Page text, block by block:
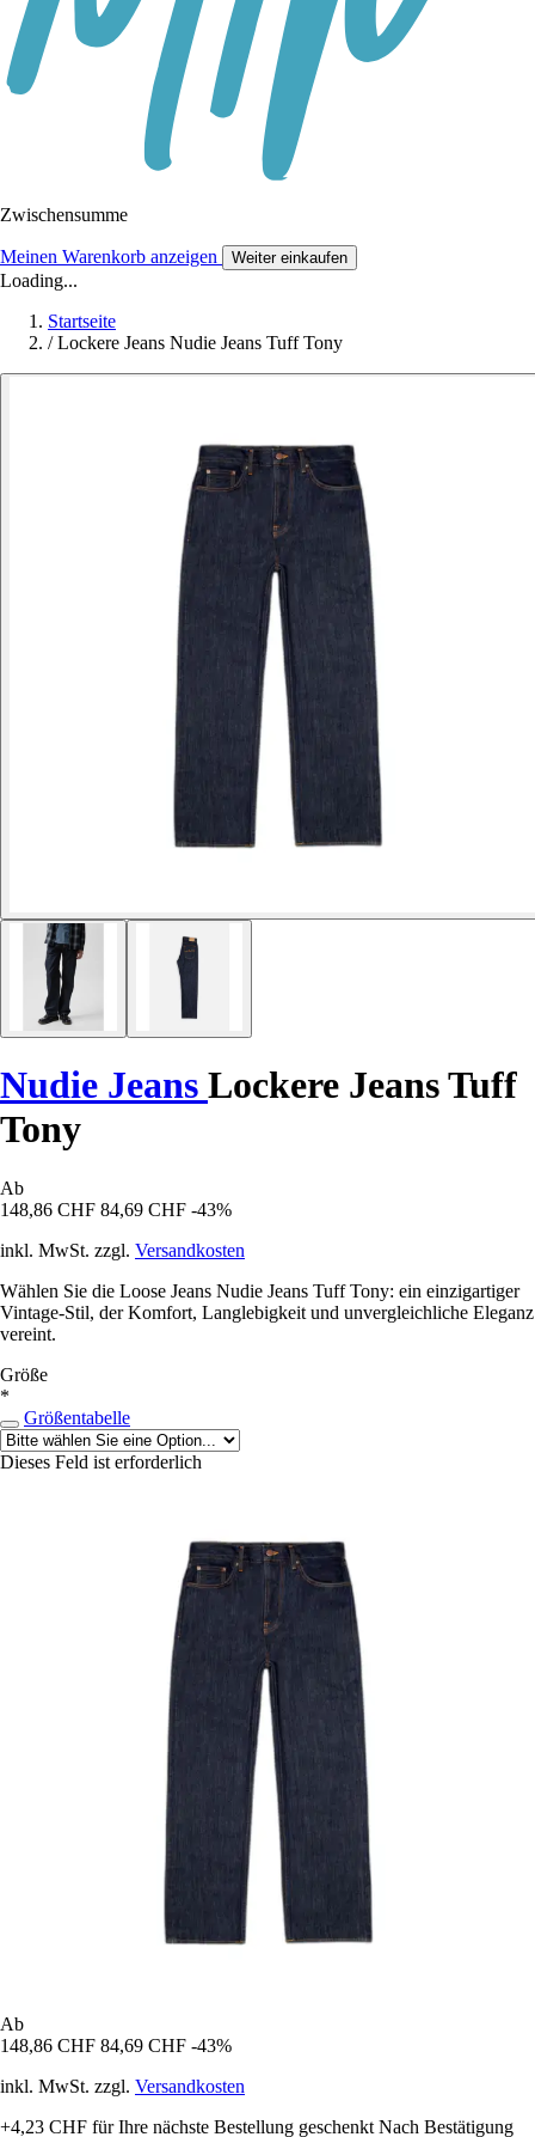
Zwischensumme
Meinen Warenkorb anzeigen Weiter einkaufen
Loading...
Startseite
/ Lockere Jeans Nudie Jeans Tuff Tony
Nudie Jeans Lockere Jeans Tuff
Tony
Ab
148,86 CHF 84,69 CHF -43%
inkl. MwSt. zzgl. Versandkosten
Wählen Sie die Loose Jeans Nudie Jeans Tuff Tony: ein einzigartiger
Vintage-Stil, der Komfort, Langlebigkeit und unvergleichliche Eleganz
vereint.
Größe
*
Größentabelle
Dieses Feld ist erforderlich
Ab
148,86 CHF 84,69 CHF -43%
inkl. MwSt. zzgl. Versandkosten
+4,23 CHF für Ihre nächste Bestellung geschenkt Nach Bestätigung